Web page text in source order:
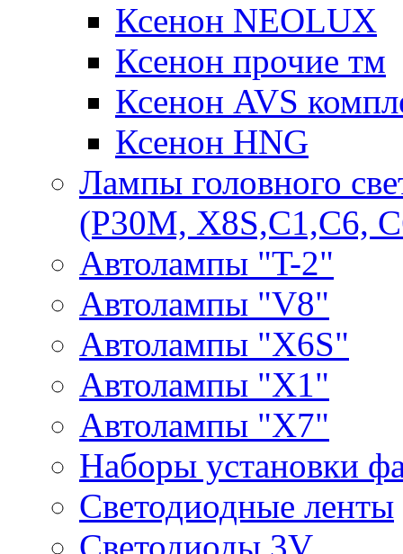
Ксенон NEOLUX
Ксенон прочие тм
Ксенон AVS
Ксенон HNG
Лампы головного
(P30M, X8S,С1,С6,
Автолампы "T-2"
Автолампы "V8"
Автолампы "X6S"
Автолампы "Х1"
Автолампы "Х7"
Наборы установки
Светодиодные ленты